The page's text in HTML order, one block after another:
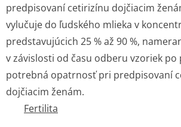
predpisovaní cetirizínu dojčiacim
vylučuje do ľudského mlieka v
predstavujúcich 25 % až 90 %,
v závislosti od času odberu vzoriek po
potrebná opatrnosť pri predpisovaní
dojčiacim ženám.
Fertilita